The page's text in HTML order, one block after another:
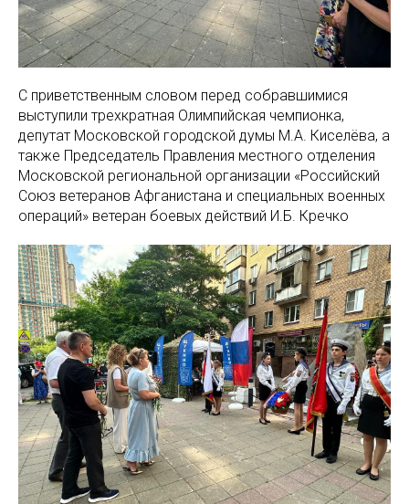
С приветственным словом перед собравшимися
выступили трехкратная Олимпийская чемпионка,
депутат Московской городской думы М.А. Киселёва, а
также Председатель Правления местного отделения
Московской региональной организации «Российский
Союз ветеранов Афганистана и специальных военных
операций» ветеран боевых действий И.Б. Кречко